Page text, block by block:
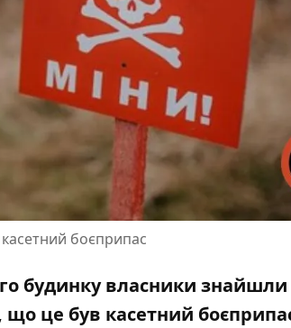
боєприпас
будинку власники знайшли
що це був касетний